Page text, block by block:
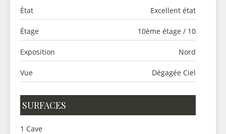
État Excellent état
Étage 10ème étage / 10
Exposition Nord
Vue Dégagée Ciel
SURFACES
1 Cave